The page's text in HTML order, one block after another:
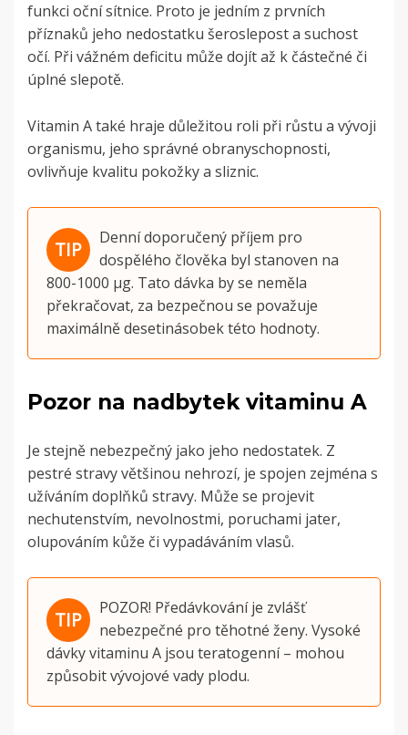
funkci oční sítnice. Proto je jedním z prvních
příznaků jeho nedostatku šeroslepost a suchost
očí. Při vážném deficitu může dojít až k částečné či
úplné slepotě.
Vitamin A také hraje důležitou roli při růstu a vývoji
organismu, jeho správné obranyschopnosti,
ovlivňuje kvalitu pokožky a sliznic.
Denní doporučený příjem pro
dospělého člověka byl stanoven na
800-1000 µg. Tato dávka by se neměla
překračovat, za bezpečnou se považuje
maximálně desetinásobek této hodnoty.
Pozor na nadbytek vitaminu A
Je stejně nebezpečný jako jeho nedostatek. Z
pestré stravy většinou nehrozí, je spojen zejména s
užíváním doplňků stravy. Může se projevit
nechutenstvím, nevolnostmi, poruchami jater,
olupováním kůže či vypadáváním vlasů.
POZOR! Předávkování je zvlášť
nebezpečné pro těhotné ženy. Vysoké
dávky vitaminu A jsou teratogenní – mohou
způsobit vývojové vady plodu.